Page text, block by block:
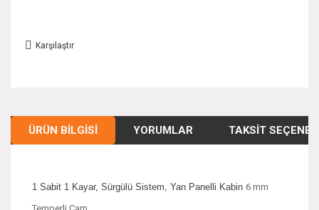
Karşılaştır
ÜRÜN BILGISI YORUMLAR TAKSIT
1 Sabit 1 Kayar, Sürgülü Sistem, Yan Panelli Kabin 6 mm